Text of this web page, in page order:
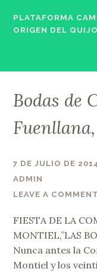
content
PLATAFORMA
ORIGEN DEL
Bodas de
Fuenllana,
7 DE JULIO DE
ADMIN
LEAVE A COMMENT
FIESTA DE LA
MONTIEL,”LAS
Nunca antes la
Montiel y los